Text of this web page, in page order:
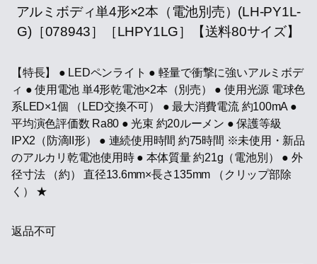
アルミボディ単4形×2本（電池別売）(LH-PY1L-
G)［078943］［LHPY1LG］【送料80サイズ】
【特長】 ● LEDペンライト ● 軽量で衝撃に強いアルミボデ
ィ ● 使用電池 単4形乾電池×2本（別売） ● 使用光源 電球色
系LED×1個 （LED交換不可） ● 最大消費電流 約100mA ●
平均演色評価数 Ra80 ● 光束 約20ルーメン ● 保護等級
IPX2（防滴II形） ● 連続使用時間 約75時間 ※未使用・新品
のアルカリ乾電池使用時 ● 本体質量 約21g（電池別） ● 外
径寸法 （約） 直径13.6mm×長さ135mm （クリップ部除
く） ★
返品不可